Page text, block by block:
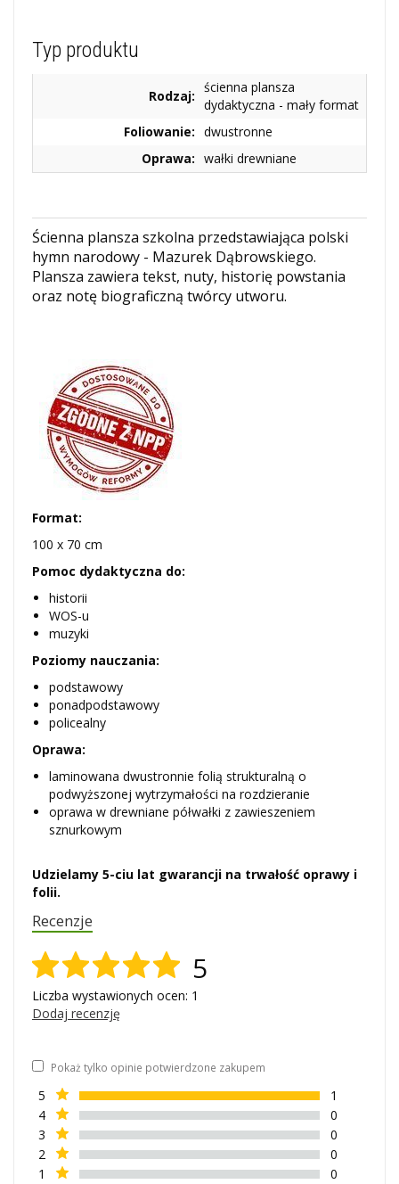
Typ produktu
Rodzaj:
ścienna plansza
dydaktyczna - mały format
Foliowanie: dwustronne
Oprawa: wałki drewniane
Ścienna plansza szkolna przedstawiająca polski
hymn narodowy - Mazurek Dąbrowskiego.
Plansza zawiera tekst, nuty, historię powstania
oraz notę biograficzną twórcy utworu.
Format:
100 x 70 cm
Pomoc dydaktyczna do:
historii
WOS-u
muzyki
Poziomy nauczania:
podstawowy
ponadpodstawowy
policealny
Oprawa:
laminowana dwustronnie folią strukturalną o
podwyższonej wytrzymałości na rozdzieranie
oprawa w drewniane półwałki z zawieszeniem
sznurkowym
Udzielamy 5-ciu lat gwarancji na trwałość oprawy i
folii.
Recenzje
5
Liczba wystawionych ocen: 1
Dodaj recenzję
Pokaż tylko opinie potwierdzone zakupem
5
1
4
0
3
0
2
0
1
0